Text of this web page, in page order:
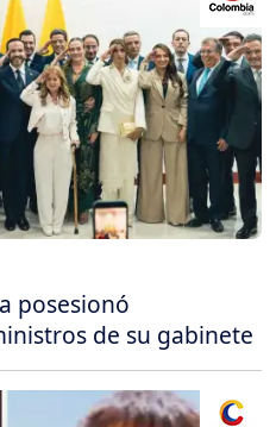
posesionó
de su gabinete